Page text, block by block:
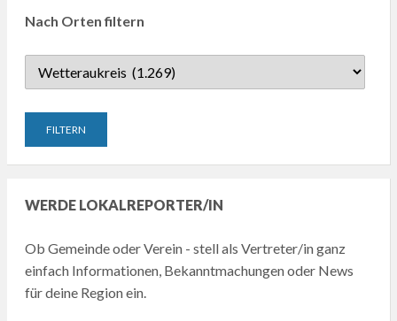
Nach Orten filtern
WERDE LOKALREPORTER/IN
Ob Gemeinde oder Verein - stell als Vertreter/in ganz
einfach Informationen, Bekanntmachungen oder News
für deine Region ein.